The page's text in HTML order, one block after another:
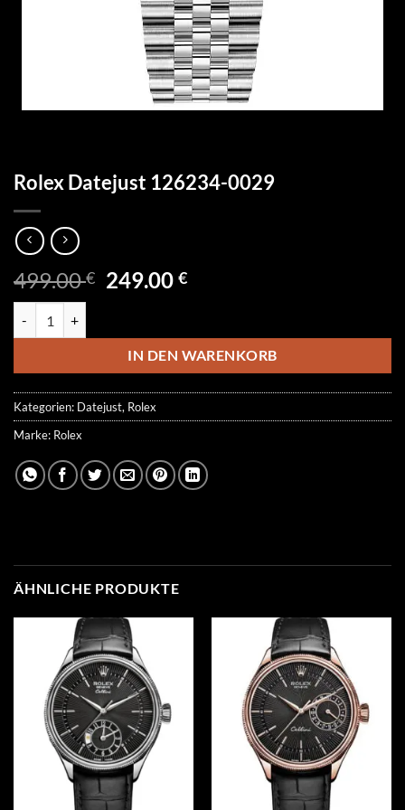
Rolex Datejust 126234-0029
499.00€ Ursprünglicher
499.00 €
249.00€Aktueller
249.00 €.
IN DEN WARENKORB
Kategorien: Datejust, Rolex
Marke: Rolex
ÄHNLICHE PRODUKTE